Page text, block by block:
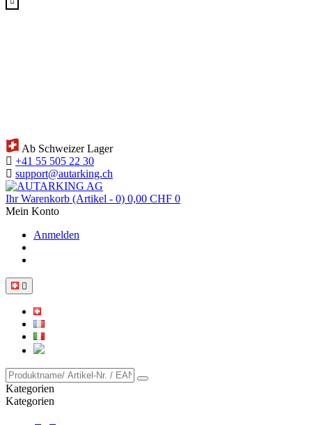
Ab Schweizer Lager
+41 55 505 22 30
support@autarking.ch
Ihr Warenkorb (Artikel - 0) 0,00 CHF 0
Mein Konto
Anmelden

Kategorien
Kategorien